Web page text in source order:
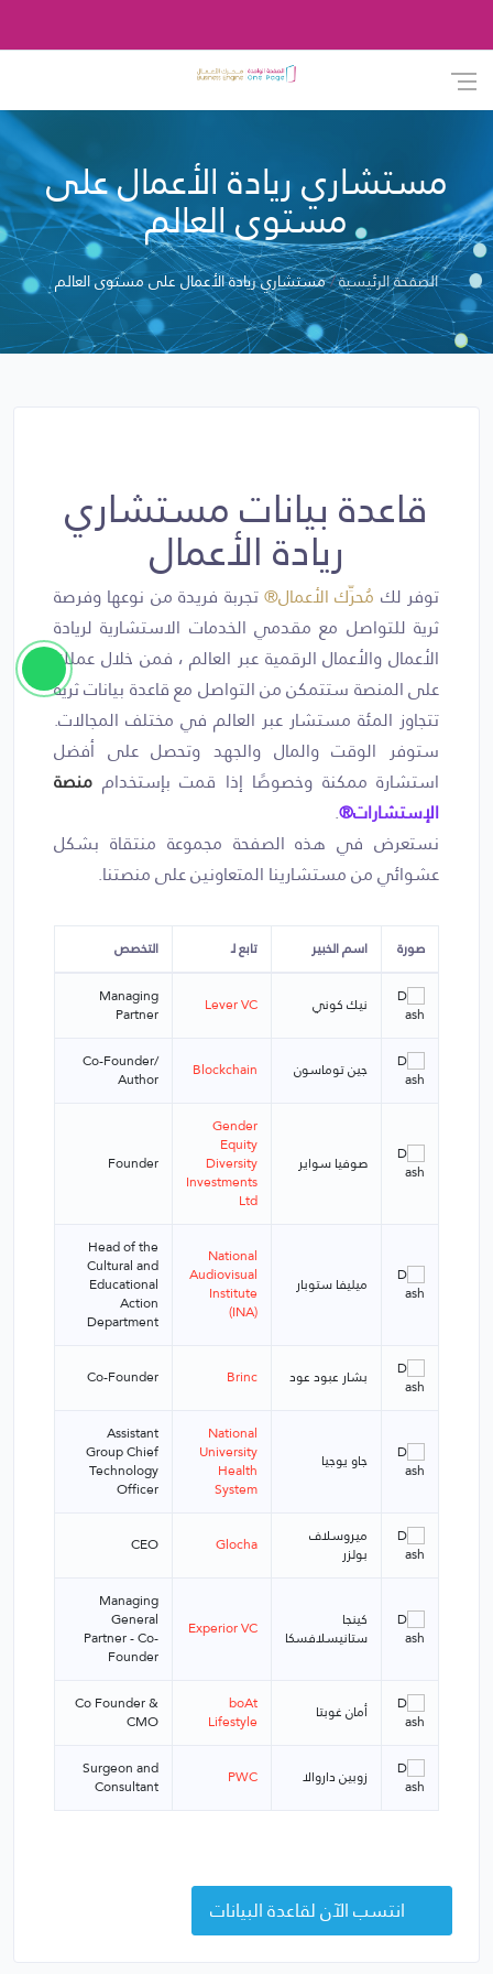
مستشاري ريادة الأعمال على
مستوى العالم
الصفحة الرئيسية مستشاري ريادة الأعمال على مستوى العالم
قاعدة بيانات مستشاري
ريادة الأعمال
توفر لك مُحرِّك الأعمال®تجربة فريدة من نوعها وفرصة
ثرية للتواصل مع مقدمي الخدمات الاستشارية لريادة
الأعمال والأعمال الرقمية عبر العالم ، فمن خلال عملك
على المنصة ستتمكن من التواصل مع قاعدة بيانات ثرية
تتجاوز المئة مستشار عبر العالم في مختلف المجالات.
ستوفر الوقت والمال والجهد وتحصل على أفضل
استشارة ممكنة وخصوصًا إذا قمت بإستخدام منصة
الإستشارات®.
نستعرض في هذه الصفحة مجموعة منتقاة بشكل
عشوائي من مستشارينا المتعاونين على منصتنا.
صورة اسم الخبير تابع لـ التخصص
نيك كوني Lever VC
Managing
Partner
جين توماسون Blockchain
Co-Founder/
Author
صوفيا سواير
Gender
Equity
Diversity
Investments
Ltd
Founder
ميليفا ستوبار
National
Audiovisual
Institute
(INA)
Head of the
Cultural and
Educational
Action
Department
بشار عبود عود Brinc
Co-Founder
جاو يوجيا
National
University
Health
System
Assistant
Group Chief
Technology
Officer
ميروسلاف
بولزر Glocha
CEO
كينجا
ستانيسلافسكا Experior VC
Managing
General
Partner - Co-
Founder
أمان غوبتا boAt
Lifestyle
Co Founder &
CMO
زوبين داروالا PWC
Surgeon and
Consultant
انتسب الآن لقاعدة البيانات